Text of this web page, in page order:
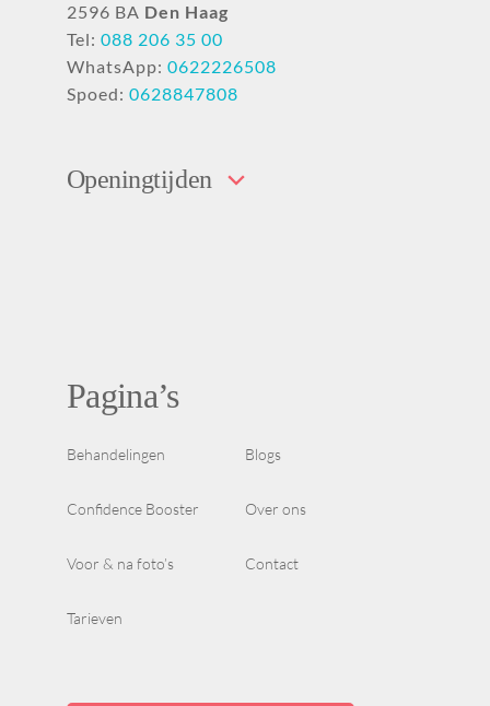
2596 BA Den Haag
Tel: 088 206 35 00
WhatsApp: 0622226508
Spoed: 0628847808
Openingtijden
Pagina’s
Behandelingen Blogs
Confidence Booster Over ons
Voor & na foto’s Contact
Tarieven